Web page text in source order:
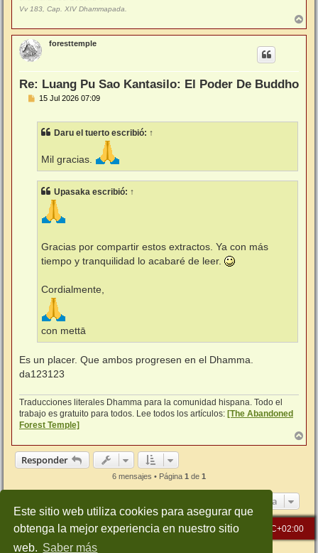
Este sitio web utiliza cookies para asegurar que
obtenga la mejor experiencia en nuestro sitio
web. Saber más
Vv 183, Cap. XIV Dhammapada.
r
r
foresttemple
Re: Luang Pu Sao Kantasilo: El Poder De Buddho
M
15 Jul 2026 07:09
Daru el tuerto escribió: ↑
Mil gracias.
Upasaka escribió: ↑
Gracias por compartir estos extractos. Ya con más
tiempo y tranquilidad lo acabaré de leer.
Cordialmente,
con mettā
Es un placer. Que ambos progresen en el Dhamma.
da123123
Traducciones literales Dhamma para la comunidad hispana. Todo el
trabajo es gratuito para todos. Lee todos los artículos: [The Abandoned
Forest Temple]
r
Responder
6 mensajes • Página 1 de 1
Ir a
Inicio Índice general Todos los horarios son UTC+02:00